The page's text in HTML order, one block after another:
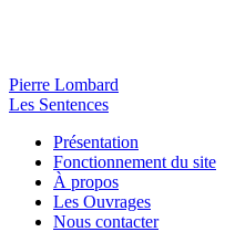
Pierre Lombard
Les Sentences
Présentation
Fonctionnement du site
À propos
Les Ouvrages
Nous contacter